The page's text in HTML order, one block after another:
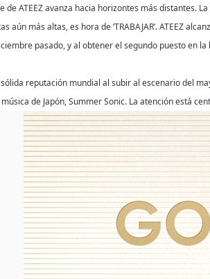
de ATEEZ avanza hacia horizontes más distantes.
aún más altas, es hora de ‘TRABAJAR’. ATEEZ
pasado, y al obtener el segundo puesto en
sólida reputación mundial al subir al escenario del
de Japón, Summer Sonic. La atención está